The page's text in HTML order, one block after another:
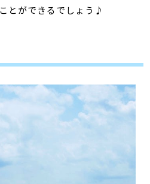
とができるでしょう♪